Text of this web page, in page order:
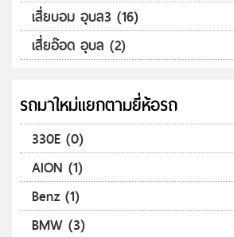
เสี่ยบอม อุบล3 (16)
เสี่ยอ๊อด อุบล (2)
รถมาใหม่แยกตามยี่ห้อรถ
330E (0)
AION (1)
Benz (1)
BMW (3)